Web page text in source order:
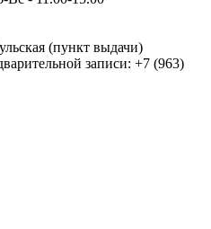
(пункт выдачи)
записи: +7 (963)